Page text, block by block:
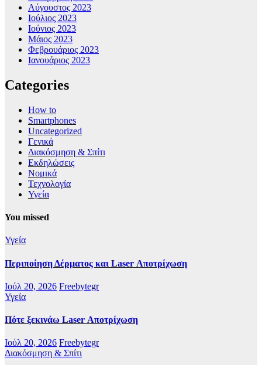
Αύγουστος 2023
Ιούλιος 2023
Ιούνιος 2023
Μάιος 2023
Φεβρουάριος 2023
Ιανουάριος 2023
Categories
How to
Smartphones
Uncategorized
Γενικά
Διακόσμηση & Σπίτι
Εκδηλώσεις
Νομικά
Τεχνολογία
Υγεία
You missed
Υγεία
Περιποίηση Δέρματος και Laser Αποτρίχωση
Ιούλ 20, 2026 Freebytegr
Υγεία
Πότε ξεκινάω Laser Αποτρίχωση
Ιούλ 20, 2026 Freebytegr
Διακόσμηση & Σπίτι